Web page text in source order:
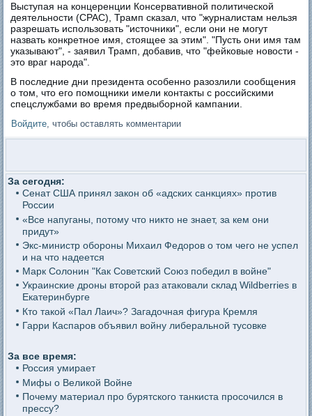
Выступая на концеренции Консервативной политической
деятельности (CPAC), Трамп сказал, что "журналистам нельзя
разрешать использовать "источники", если они не могут
назвать конкретное имя, стоящее за этим". "Пусть они имя там
указывают", - заявил Трамп, добавив, что "фейковые новости -
это враг народа".
В последние дни президента особенно разозлили сообщения
о том, что его помощники имели контакты с российскими
спецслужбами во время предвыборной кампании.
Войдите, чтобы оставлять комментарии
За сегодня:
Сенат США принял закон об «адских санкциях» против
России
«Все напуганы, потому что никто не знает, за кем они
придут»
Экс-министр обороны Михаил Федоров о том чего не успел
и на что надеется
Марк Солонин "Как Советский Союз победил в войне"
Украинские дроны второй раз атаковали склад Wildberries в
Екатеринбурге
Кто такой «Пал Лаич»? Загадочная фигура Кремля
Гарри Каспаров объявил войну либеральной тусовке
За все время:
Россия умирает
Мифы о Великой Войне
Почему материал про бурятского танкиста просочился в
прессу?